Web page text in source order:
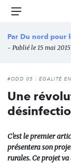
Aller
principal
Menu
Par Du nord pour
- Publié le 15 mai
#ODD 05 : ÉGALITÉ
Une
C'est le premier
présentera son
rurales. Ce projet